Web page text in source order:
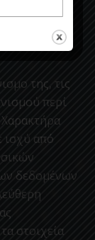
της, τις
περί
ισχύ από
δεδομένων
στοιχεία